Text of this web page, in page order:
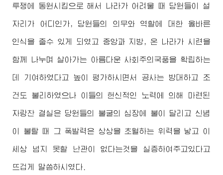
투쟁에 동원시킴으로 해서 나라가 어려울 때 당원들이 설
자리가 어디인가, 당원들의 의무와 역할에 대한 옳바른
인식을 줄수 있게 되였고 중앙과 지방, 온 나라가 시련을
함께 나누며 살아가는 아름다운 사회주의국풍을 확립하는
데 기여하였다고 높이 평가하시면서 공사는 방대하고 조
건도 불리하였으나 이들의 헌신적인 노력에 의해 마련된
자랑찬 결실은 당원들의 불굴의 심장에 불이 달리고 신념
이 불탈 때 그 폭발력은 상상을 초월하는 위력을 낳고 이
세상 넘지 못할 난관이 없다는것을 실증하여주고있다고
뜨겁게 말씀하시였다.